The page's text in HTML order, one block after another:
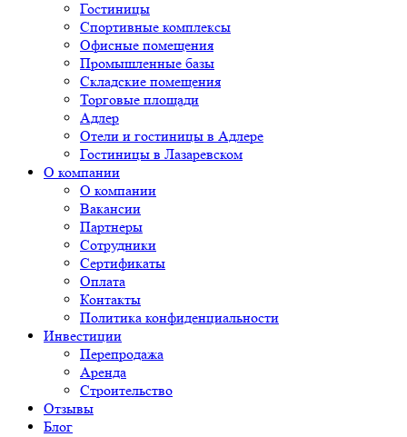
Гостиницы
Спортивные комплексы
Офисные помещения
Промышленные базы
Складские помещения
Торговые площади
Адлер
Отели и гостиницы в Адлере
Гостиницы в Лазаревском
О компании
О компании
Вакансии
Партнеры
Сотрудники
Сертификаты
Оплата
Контакты
Политика конфиденциальности
Инвестиции
Перепродажа
Аренда
Строительство
Отзывы
Блог